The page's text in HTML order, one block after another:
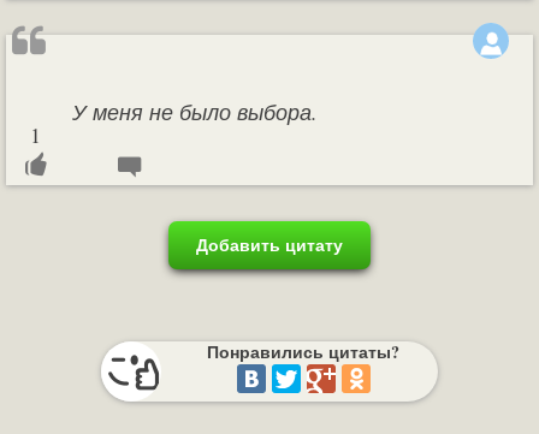
У меня не было выбора.
1
Добавить цитату
Понравились цитаты?